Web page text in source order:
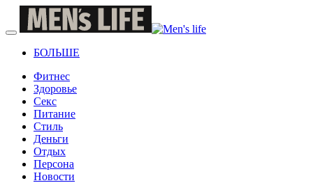
БОЛЬШЕ
Фитнес
Здоровье
Секс
Питание
Стиль
Деньги
Отдых
Персона
Новости